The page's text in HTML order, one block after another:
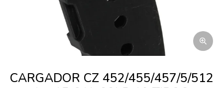
CARGADOR CZ 452/455/457/5/512